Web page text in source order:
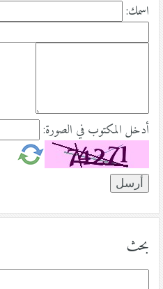
اسمك:
أدخل المكتوب في الصورة:
بحث